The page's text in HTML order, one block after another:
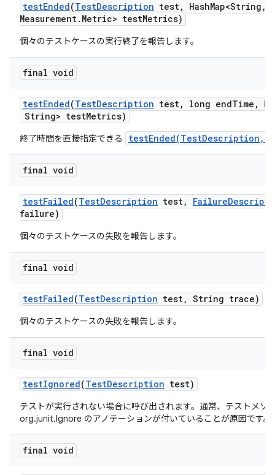
testEnded(TestDescription test, HashMap<String ,
Measurement. Metric> testMetrics)
個々のテストケースの実行終了を報告します。
final void
testEnded(TestDescription test, long endTime ,
String> testMetrics)
終了時間を直接指定できる
final void
testFailed(TestDescription test, Failure
failure)
個々のテストケースの失敗を報告します。
final void
testFailed(TestDescription test, String trace)
個々のテストケースの失敗を報告します。
final void
testIgnored(TestDescription test)
テストが実行されない場合に呼び出されます。通常、テストメソ
org.junit.Ignore のアノテーションが付いていることが原因です。
final void